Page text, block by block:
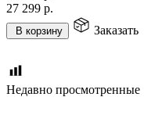
27 299 р.
В корзину Заказать
Недавно просмотренные